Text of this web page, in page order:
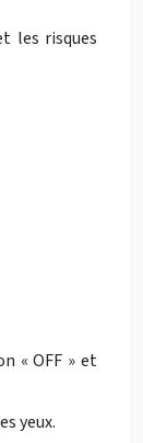
les risques
« OFF » et
yeux.